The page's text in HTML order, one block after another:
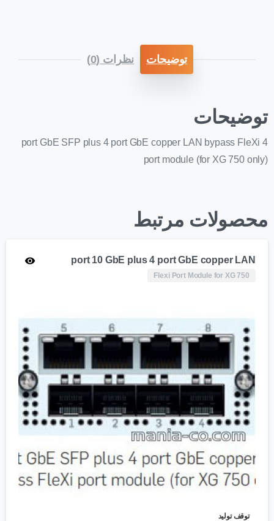
توضیحات نظرات (0)
توضیحات
4 port GbE SFP plus 4 port GbE copper LAN bypass FleXi
port module (for XG 750 only)
محصولات مرتبط
port 10 GbE plus 4 port GbE copper LAN
Flexi Port Module for XG 750
توقف تولید